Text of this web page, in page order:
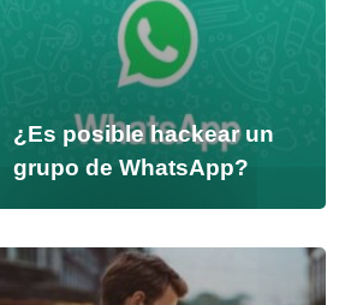
¿Es posible hackear un
grupo de WhatsApp?